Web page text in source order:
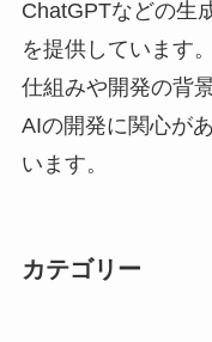
ChatGPTなどの生
を提供しています
仕組みや開発の背
AIの開発に関心が
います。
カテゴリー